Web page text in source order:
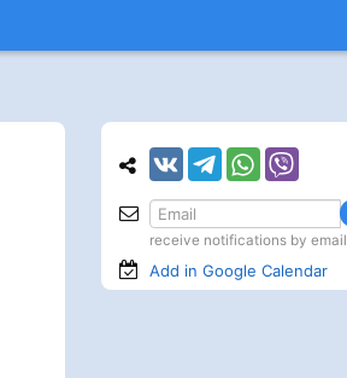
receive notifications by email
Add in Google Calendar